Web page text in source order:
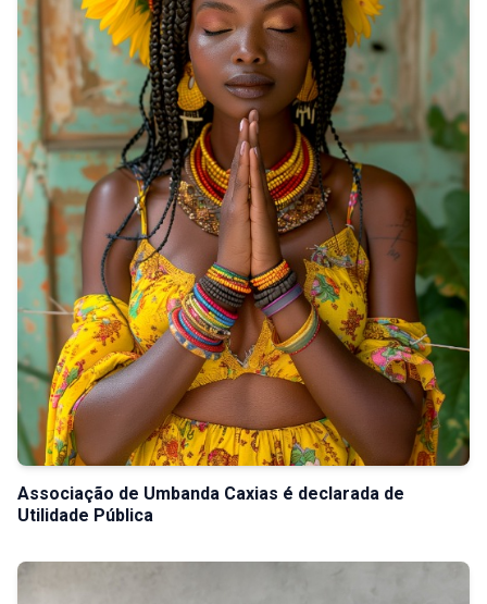
Associação de Umbanda Caxias é declarada de
Utilidade Pública